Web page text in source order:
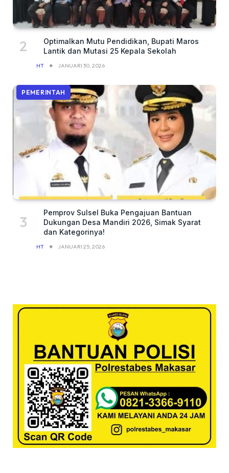
Optimalkan Mutu Pendidikan, Bupati Maros
Lantik dan Mutasi 25 Kepala Sekolah
HT JANUARI 30, 2026
PEMERINTAH
Pemprov Sulsel Buka Pengajuan Bantuan
Dukungan Desa Mandiri 2026, Simak Syarat
dan Kategorinya!
HT JANUARI 25, 2026